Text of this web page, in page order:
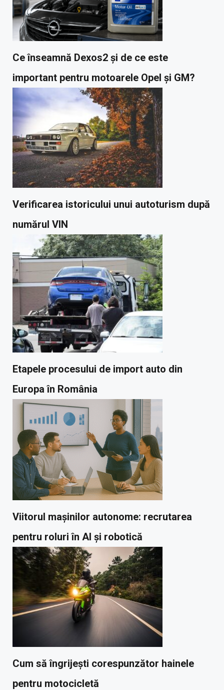
Ce înseamnă Dexos2 și de ce este
important pentru motoarele Opel și GM?
Verificarea istoricului unui autoturism după
numărul VIN
Etapele procesului de import auto din
Europa în România
Viitorul mașinilor autonome: recrutarea
pentru roluri în AI și robotică
Cum să îngrijești corespunzător hainele
pentru motocicletă